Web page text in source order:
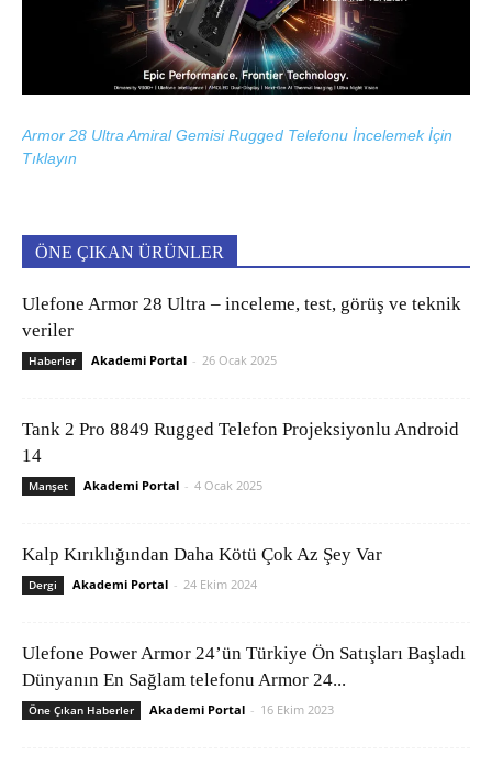
Armor 28 Ultra Amiral Gemisi Rugged Telefonu İncelemek İçin
Tıklayın
ÖNE ÇIKAN ÜRÜNLER
Ulefone Armor 28 Ultra – inceleme, test, görüş ve teknik
veriler
Haberler Akademi Portal - 26 Ocak 2025
Tank 2 Pro 8849 Rugged Telefon Projeksiyonlu Android
14
Manşet Akademi Portal - 4 Ocak 2025
Kalp Kırıklığından Daha Kötü Çok Az Şey Var
Dergi Akademi Portal - 24 Ekim 2024
Ulefone Power Armor 24’ün Türkiye Ön Satışları Başladı
Dünyanın En Sağlam telefonu Armor 24...
Öne Çıkan Haberler Akademi Portal - 16 Ekim 2023